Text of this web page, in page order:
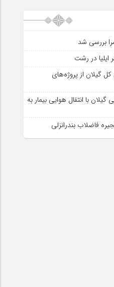
بررسی شد
در رشت
گیلان از پروژه‌های
با انتقال هوایی بیمار به
فاضلاب بندرانزلی